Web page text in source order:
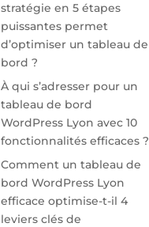
stratégie en 5 étapes
puissantes permet
d’optimiser un tableau de
bord ?
À qui s’adresser pour un
tableau de bord
WordPress Lyon avec 10
fonctionnalités efficaces ?
Comment un tableau de
bord WordPress Lyon
efficace optimise-t-il 4
leviers clés de